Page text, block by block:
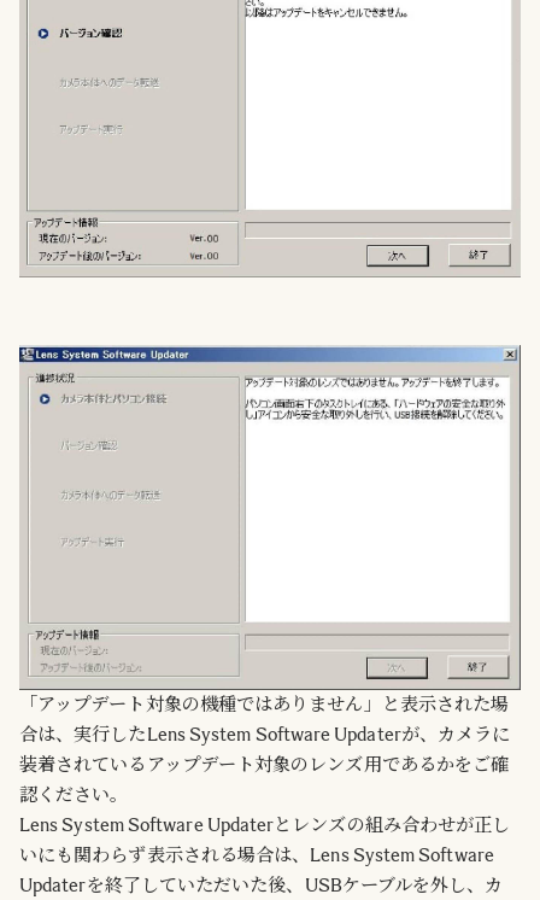
「アップデート対象の機種ではありません」と表示された場
合は、実行したLens System Software Updaterが、カメラに
装着されているアップデート対象のレンズ用であるかをご確
認ください。
Lens System Software Updaterとレンズの組み合わせが正し
いにも関わらず表示される場合は、Lens System Software
Updaterを終了していただいた後、USBケーブルを外し、カ